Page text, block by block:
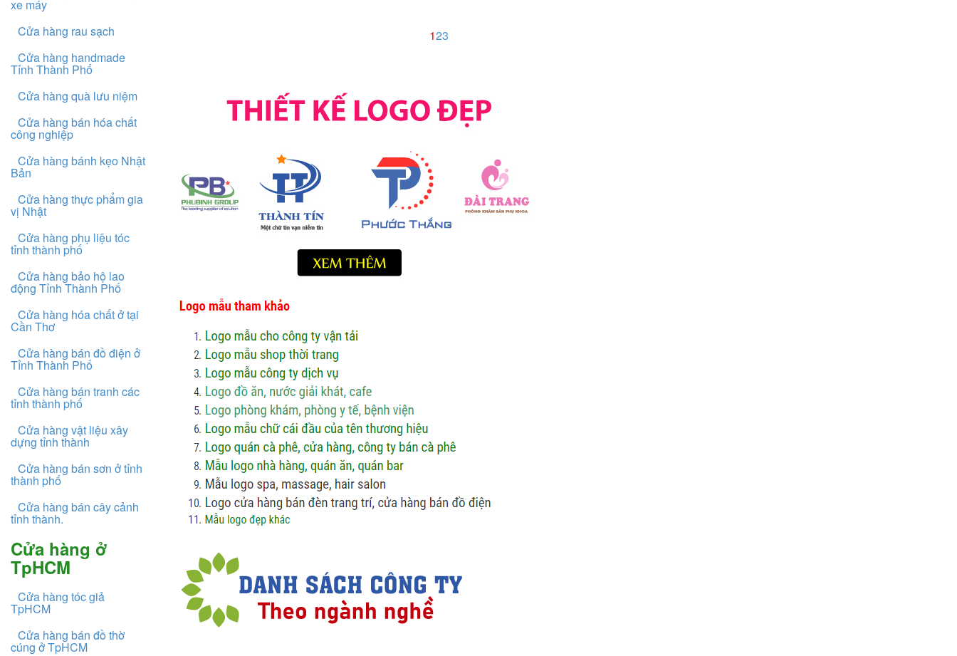
xe máy
Cửa hàng rau sạch
Cửa hàng handmade
Tỉnh Thành Phố
Cửa hàng quà lưu niệm
Cửa hàng bán hóa chất
công nghiệp
Cửa hàng bánh kẹo Nhật
Bản
Cửa hàng thực phẩm gia
vị Nhật
Cửa hàng phụ liệu tóc
tỉnh thành phố
Cửa hàng bảo hộ lao
động Tỉnh Thành Phố
Cửa hàng hóa chất ở tại
Cần Thơ
Cửa hàng bán đồ điện ở
Tỉnh Thành Phố
Cửa hàng bán tranh các
tỉnh thành phố
Cửa hàng vật liệu xây
dựng tỉnh thành
Cửa hàng bán sơn ở tỉnh
thành phố
Cửa hàng bán cây cảnh
tỉnh thành.
Cửa hàng ở
TpHCM
Cửa hàng tóc giả
TpHCM
Cửa hàng bán đồ thờ
cúng ở TpHCM
123